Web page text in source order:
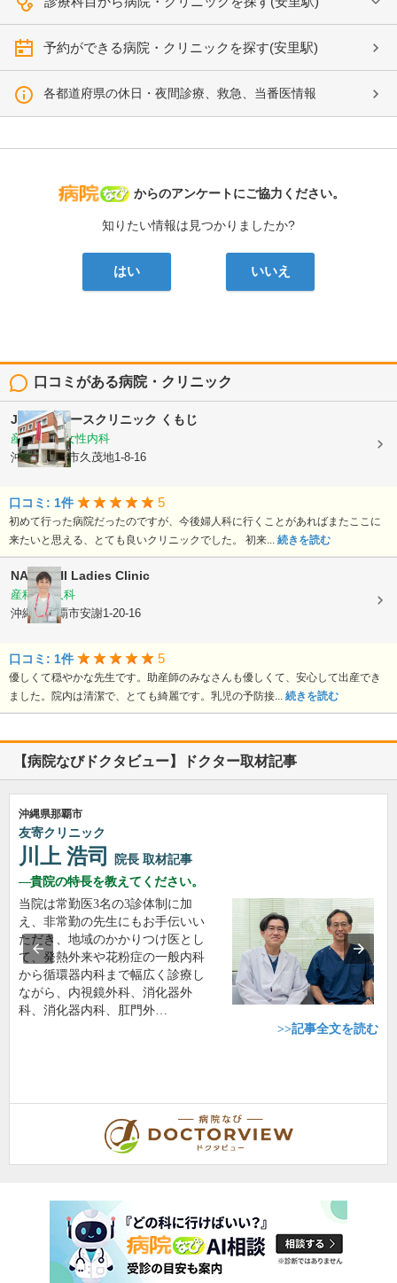
予約ができる病院・クリニックを探す(安里駅)
各都道府県の休日・夜間診療、救急、当番医情報
病院なび
からのアンケートにご協力ください。
知りたい情報は見つかりましたか?
はい いいえ
口コミがある病院・クリニック
Joyレディースクリニック くもじ
産婦人科, 女性内科
沖縄県那覇市久茂地1-8-16
口コミ: 1件 5
初めて行った病院だったのですが、今後婦人科に行くことがあればまたここに
来たいと思える、とても良いクリニックでした。 初来... 続きを読む
NAKACHI Ladies Clinic
産科, 婦人科
沖縄県那覇市安謝1-20-16
口コミ: 1件 5
優しくて穏やかな先生です。助産師のみなさんも優しくて、安心して出産でき
ました。院内は清潔で、とても綺麗です。乳児の予防接... 続きを読む
【病院なびドクタビュー】ドクター取材記事
沖縄県那覇市
友寄クリニック
川上 浩司 院長 取材記事
貴院の特長を教えてください。
当院は常勤医3名の3診体制に加
え、非常勤の先生にもお手伝いい
ただき、地域のかかりつけ医とし
て、発熱外来や花粉症の一般内科
から循環器内科まで幅広く診療し
ながら、内視鏡外科、消化器外
科、消化器内科、肛門外…
>>記事全文を読む